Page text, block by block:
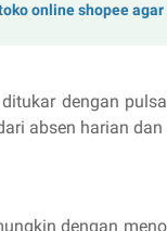
online shopee
dengan
absen harian
dengan